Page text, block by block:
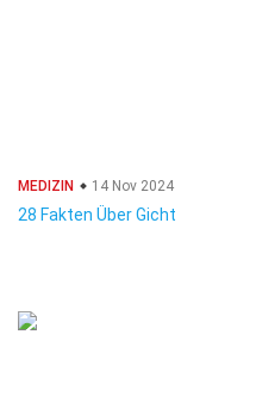
MEDIZIN 14 Nov 2024
28 Fakten Über Gicht